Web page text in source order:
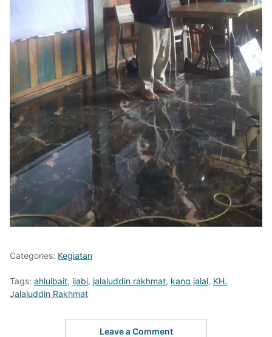
Categories: Kegiatan
Tags: ahlulbait, ijabi, jalaluddin rakhmat, kang jalal, KH.
Jalaluddin Rakhmat
Leave a Comment